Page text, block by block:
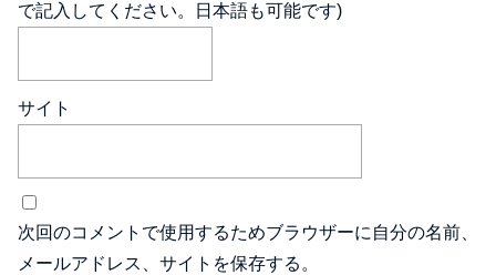
で記入してください。日本語も可能です)
サイト
次回のコメントで使用するためブラウザーに自分の名前、
メールアドレス、サイトを保存する。